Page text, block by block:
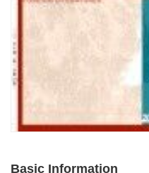
Basic Information